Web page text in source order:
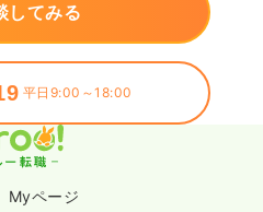
してみる
平日9:00～18:00
Myページ